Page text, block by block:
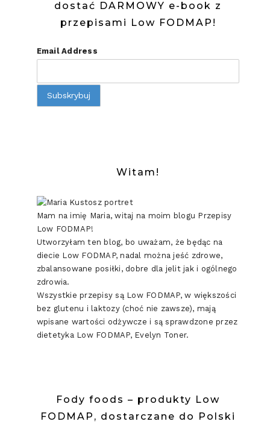
dostać DARMOWY e-book z
przepisami Low FODMAP!
Email Address
Witam!
Mam na imię Maria, witaj na moim blogu Przepisy
Low FODMAP!
Utworzyłam ten blog, bo uważam, że będąc na
diecie Low FODMAP, nadal można jeść zdrowe,
zbalansowane posiłki, dobre dla jelit jak i ogólnego
zdrowia.
Wszystkie przepisy są Low FODMAP, w większości
bez glutenu i laktozy (choć nie zawsze), mają
wpisane wartości odżywcze i są sprawdzone przez
dietetyka Low FODMAP, Evelyn Toner.
Fody foods – produkty Low
FODMAP, dostarczane do Polski